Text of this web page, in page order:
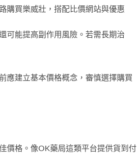
購買樂威壯，搭配比價網站與優惠
可能提高副作用風險。若需長期治
應建立基本價格概念，審慎選擇購買
價格。像OK藥局這類平台提供貨到付